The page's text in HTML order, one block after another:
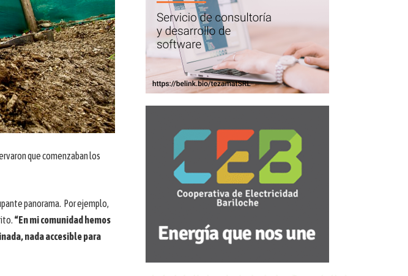
que comenzaban los
panorama. Por ejemplo,
“En mi comunidad hemos
nada accesible para